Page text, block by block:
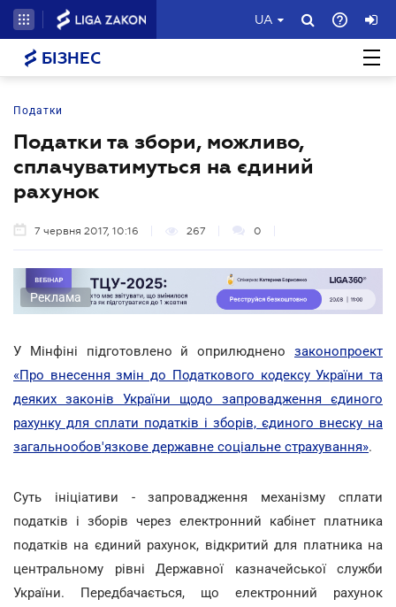
UA
БІЗНЕС
Податки
Податки та збори, можливо,
сплачуватимуться на єдиний
рахунок
7 червня 2017, 10:16 267 0
Реклама
У Мінфіні підготовлено й оприлюднено законопроект
«Про внесення змін до Податкового кодексу України та
деяких законів України щодо запровадження єдиного
рахунку для сплати податків і зборів, єдиного внеску на
загальнообов'язкове державне соціальне страхування».
Суть ініціативи - запровадження механізму сплати
податків і зборів через електронний кабінет платника
податків на єдиний рахунок, відкритий для платника на
центральному рівні Державної казначейської служби
України. Передбачається, що електронний рахунок